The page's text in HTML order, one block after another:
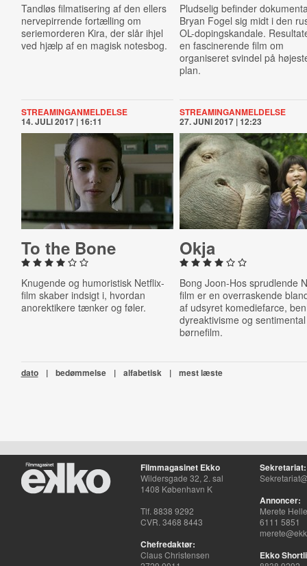
Tandløs filmatisering af den ellers
nervepirrende fortælling om
seriemorderen Kira, der slår ihjel
ved hjælp af en magisk notesbog.
Pludselig befinder
Bryan Fogel sig midt i den
OL-dopingskandale.
en fascinerende film om
organiseret svindel på
plan.
STREAMINGANMELDELSE
14. JULI 2017 | 16:11
To the Bone
Knugende og humoristisk Netflix-
film skaber indsigt i, hvordan
anorektikere tænker og føler.
STREAMINGANMELDELSE
27. JUNI 2017 | 12:23
Okja
Bong Joon-Hos sprudlende
film er en overraskende
af udsyret komediefarce,
dyreaktivisme og sentimental
børnefilm.
dato | bedømmelse | alfabetisk | mest læste
Filmmagasinet Ekko
Wildersgade 32, 2. sal
1408 København K
Tlf. 8838 9292
CVR. 3468 8443
Chefredaktør:
Claus Christensen
Sekretariat:
Annoncer:
Merete
6111 5851
Ekko